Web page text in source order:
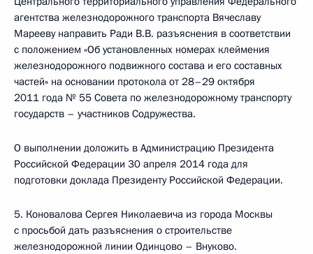
агентства железнодорожного транспорта Вячеславу
Марееву направить Ради В.В. разъяснения в соответствии
с положением «Об установленных номерах клеймения
железнодорожного подвижного состава и его составных
частей» на основании протокола от 28–29 октября
2011 года № 55 Совета по железнодорожному транспорту
государств – участников Содружества.
О выполнении доложить в Администрацию Президента
Российской Федерации 30 апреля 2014 года для
подготовки доклада Президенту Российской Федерации.
5. Коновалова Сергея Николаевича из города Москвы
с просьбой дать разъяснения о строительстве
железнодорожной линии Одинцово – Внуково.